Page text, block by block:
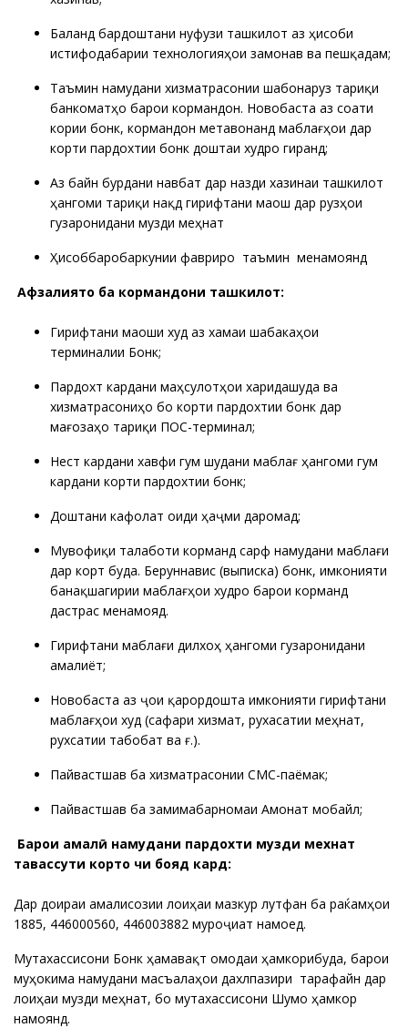
Баланд бардоштани нуфузи ташкилот аз ҳисоби
истифодабарии технологияҳои замонавӣ ва пешқадам;
Таъмин намудани хизматрасонии шабонарузӣ тариқи
банкоматҳо барои кормандон. Новобаста аз соати
кории бонк, кормандон метавонанд маблағҳои дар
корти пардохтии бонкӣ доштаи худро гиранд;
Аз байн бурдани навбат дар назди хазинаи ташкилот
ҳангоми тариқи нақдӣ гирифтани маош дар рузҳои
гузаронидани музди меҳнат
Ҳисоббаробаркунии фавриро таъмин менамоянд
Афзалиятҳо ба кормандони ташкилот:
Гирифтани маоши худ аз хамаи шабакаҳои
терминалии Бонк;
Пардохт кардани маҳсулотҳои харидашуда ва
хизматрасониҳо бо корти пардохтии бонкӣ дар
мағозаҳо тариқи ПОС-терминал;
Нест кардани хавфи гум шудани маблағ ҳангоми гум
кардани корти пардохтии бонкӣ;
Доштани кафолат оиди ҳаҷми даромад;
Мувофиқи талаботи корманд сарф намудани маблағи
дар корт буда. Беруннависӣ (выписка) бонк, имконияти
банақшагирии маблағҳои худро барои корманд
дастрас менамояд.
Гирифтани маблағи дилхоҳ ҳангоми гузаронидани
амалиёт;
Новобаста аз ҷои қарордошта имконияти гирифтани
маблағҳои худ (сафари хизматӣ, рухасатии меҳнатӣ,
рухсатии табобатӣ ва ғ.).
Пайвастшавӣ ба хизматрасонии СМС-паёмак;
Пайвастшавӣ ба замимабарномаи Амонат мобайл;
Барои амалӣ намудани пардохти музди мехнат
тавассути кортҳо чи бояд кард:
Дар доираи амалисозии лоиҳаи мазкур лутфан ба раќамҳои
1885, 446000560, 446003882 муроҷиат намоед.
Мутахассисони Бонк ҳамавақт омодаи ҳамкорибуда, барои
муҳокима намудани масъалаҳои дахлпазири тарафайн дар
лоиҳаи музди меҳнат, бо мутахассисони Шумо ҳамкорӣ
намоянд.